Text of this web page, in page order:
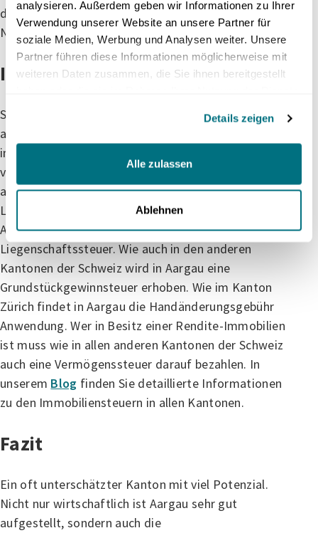
analysieren. Außerdem geben wir Informationen zu Ihrer
Verwendung unserer Website an unsere Partner für
soziale Medien, Werbung und Analysen weiter. Unsere
Partner führen diese Informationen möglicherweise mit
weiteren Daten zusammen, die Sie ihnen bereitgestellt
Details zeigen
Alle zulassen
Ablehnen
damit somit sogar vor dem grossen
Nachbarkanton Zürich.
Immobiliensteuern
Schauen wir uns zu guter letzt die Steuern an, die
auf Immobilien erhoben werden. Grundsätzlich wird
im Kanton Aargau ein dualistisches Steuersystem
verwendet. Aargau ist einer der Kantone, die weder
auf Gemeinde- noch auf Kantonsebene eine
Liegenschaftssteuer erheben. Wer also im Kanton
Aargau Grundstücke besitzt, bezahlt für diese keine
Liegenschaftssteuer. Wie auch in den anderen
Kantonen der Schweiz wird in Aargau eine
Grundstückgewinnsteuer erhoben. Wie im Kanton
Zürich findet in Aargau die Handänderungsgebühr
Anwendung. Wer in Besitz einer Rendite-Immobilien
ist muss wie in allen anderen Kantonen der Schweiz
auch eine Vermögenssteuer darauf bezahlen. In
unserem Blog finden Sie detaillierte Informationen
zu den Immobiliensteuern in allen Kantonen.
Fazit
Ein oft unterschätzter Kanton mit viel Potenzial.
Nicht nur wirtschaftlich ist Aargau sehr gut
aufgestellt, sondern auch die